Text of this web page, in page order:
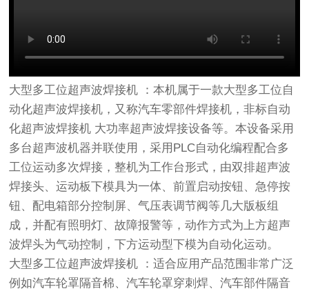
大型多工位超声波焊接机 ：本机属于一款大型多工位自
动化超声波焊接机，又称汽车零部件焊接机，非标自动
化超声波焊接机 大功率超声波焊接设备等。本设备采用
多台超声波机器并联使用，采用PLC自动化编程配合多
工位运动多次焊接，整机为工作台形式，由双排超声波
焊接头、运动板下模具为一体、前置启动按钮、急停按
钮、配电箱部分控制屏、气压表调节阀等几大版板组
成，并配有照明灯、故障报警等，动作方式为上方超声
波焊头为气动控制，下方运动型下模为自动化运动。
大型多工位超声波焊接机 ：适合应用产品范围非常广泛
例如汽车轮罩隔音棉、汽车轮罩穿刺焊、汽车部件隔音